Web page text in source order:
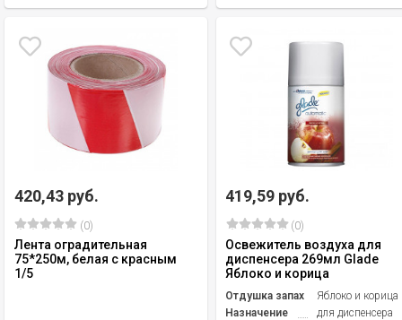
420,43 руб.
(0)
Лента оградительная
75*250м, белая с красным
1/5
419,59 руб.
(0)
Освежитель воздуха для
диспенсера 269мл Glade
Яблоко и корица
Отдушка запах
Яблоко и корица
Назначение
для диспенсера